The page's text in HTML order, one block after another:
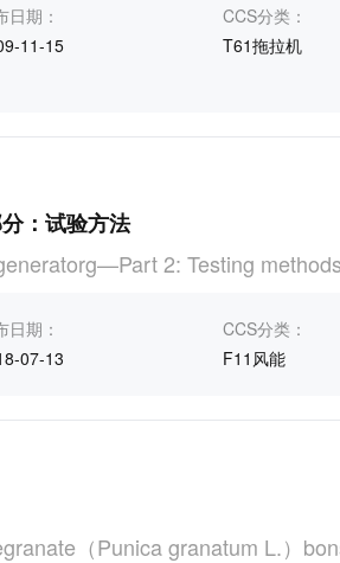
日期：
11-15
CCS分类：
T61拖拉机
：试验方法
2: Testing methods
日期：
07-13
CCS分类：
F11风能
（Punica granatum L.）